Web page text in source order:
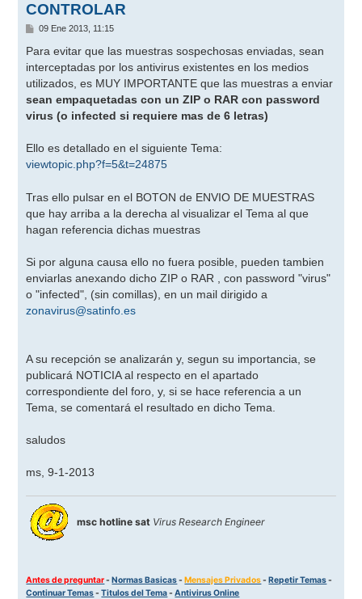
CONTROLAR
M
n
a
j
e
09 Ene 2013, 11:15
Para evitar que las muestras sospechosas enviadas, sean
interceptadas por los antivirus existentes en los medios
utilizados, es MUY IMPORTANTE que las muestras a enviar
sean empaquetadas con un ZIP o RAR con password
virus (o infected si requiere mas de 6 letras)
Ello es detallado en el siguiente Tema:
viewtopic.php?f=5&t=24875
Tras ello pulsar en el BOTON de ENVIO DE MUESTRAS
que hay arriba a la derecha al visualizar el Tema al que
hagan referencia dichas muestras
Si por alguna causa ello no fuera posible, pueden tambien
enviarlas anexando dicho ZIP o RAR , con password "virus"
o "infected", (sin comillas), en un mail dirigido a
zonavirus@satinfo.es
A su recepción se analizarán y, segun su importancia, se
publicará NOTICIA al respecto en el apartado
correspondiente del foro, y, si se hace referencia a un
Tema, se comentará el resultado en dicho Tema.
saludos
ms, 9-1-2013
msc hotline sat Virus Research Engineer
Antes de preguntar-Normas Basicas-Mensajes Privados-Repetir Temas-
Continuar Temas-Titulos del Tema-Antivirus Online